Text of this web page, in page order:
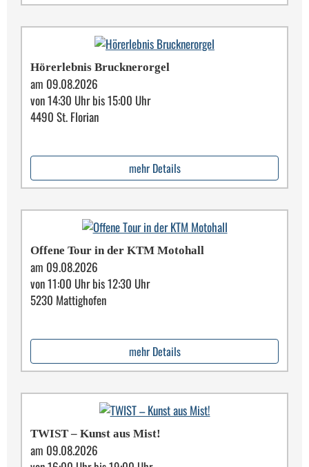
Hörerlebnis Brucknerorgel
am 09.08.2026
von 14:30 Uhr bis 15:00 Uhr
4490 St. Florian
mehr Details
Offene Tour in der KTM Motohall
am 09.08.2026
von 11:00 Uhr bis 12:30 Uhr
5230 Mattighofen
mehr Details
TWIST – Kunst aus Mist!
am 09.08.2026